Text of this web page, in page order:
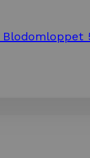
Blodomloppet